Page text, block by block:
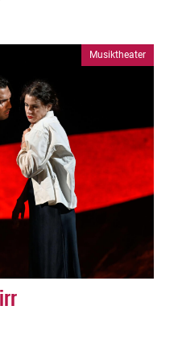
Musiktheater